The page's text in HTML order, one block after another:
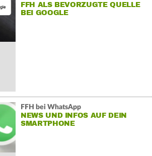
FFH ALS BEVORZUGTE QUELLE
BEI GOOGLE
FFH bei WhatsApp
NEWS UND INFOS AUF DEIN
SMARTPHONE